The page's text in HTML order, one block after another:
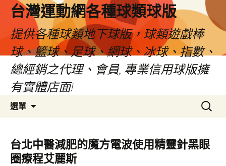
台灣運動網各種球類球版
提供各種球類地下球版，球類遊戲棒
球、籃球、足球、網球、冰球、指數、
總經銷之代理、會員, 專業信用球版擁
有實體店面!
選單
容
區
搜
尋
鍵
字:
台北中醫減肥的魔方電波使用精靈針黑眼
圈療程艾麗斯